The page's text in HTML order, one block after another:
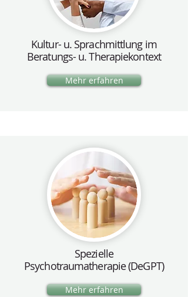
Kultur- u. Sprachmittlung im
Beratungs- u. Therapiekontext
Mehr erfahren
Spezielle
Psychotraumatherapie (DeGPT)
Mehr erfahren